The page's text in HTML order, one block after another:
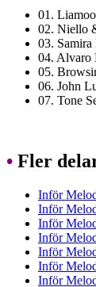
01.
02. Niello
03. Samira
04. Alvaro
05.
06. John
07. Tone
• Fler
Inför
Inför
Inför
Inför
Inför
Inför
Inför